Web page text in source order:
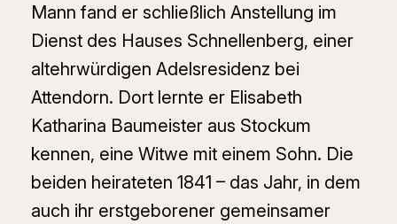
Mann fand er schließlich Anstellung im
Dienst des Hauses Schnellenberg, einer
altehrwürdigen Adelsresidenz bei
Attendorn. Dort lernte er Elisabeth
Katharina Baumeister aus Stockum
kennen, eine Witwe mit einem Sohn. Die
beiden heirateten 1841 – das Jahr, in dem
auch ihr erstgeborener gemeinsamer